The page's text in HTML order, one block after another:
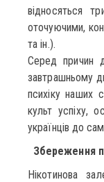
відносяться
оточуючими,
та ін.).
Серед причин
завтрашньому
психіку наших
культ успіху,
українців до
Збереження
Нікотинова